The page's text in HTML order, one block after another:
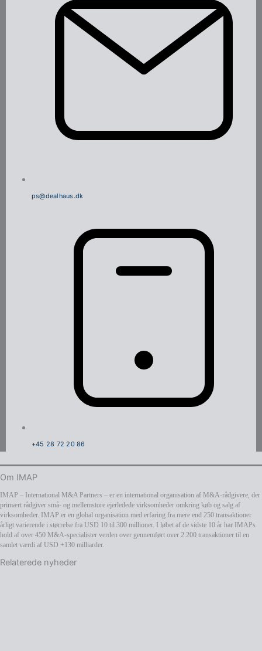
ps@dealhaus.dk
+45 28 72 20 86
Om IMAP
IMAP – International M&A Partners – er en international organisation af M&A-rådgivere, der
primært rådgiver små- og mellemstore ejerledede virksomheder omkring køb og salg af
virksomheder. IMAP er en global organisation med erfaring fra mere end 250 transaktioner
årligt varierende i størrelse fra USD 10 til 300 millioner. I løbet af de sidste 10 år har IMAPs
hold af over 450 M&A-specialister verden over gennemført over 2.200 transaktioner til en
samlet værdi af USD +130 milliarder.
Relaterede nyheder